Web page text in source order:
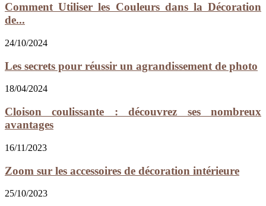
Comment Utiliser les Couleurs dans la Décoration
de...
24/10/2024
Les secrets pour réussir un agrandissement de photo
18/04/2024
Cloison coulissante : découvrez ses nombreux
avantages
16/11/2023
Zoom sur les accessoires de décoration intérieure
25/10/2023